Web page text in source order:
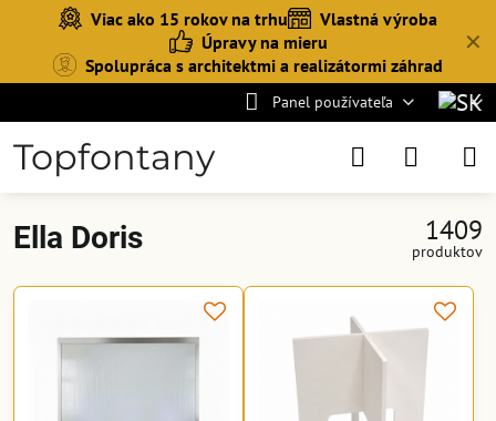
✕
Viac ako 15 rokov na trhu
Vlastná výroba
Úpravy na mieru
Spolupráca s architektmi a realizátormi záhrad
Panel používateľa
Topfontany
Ella Doris 1409
produktov